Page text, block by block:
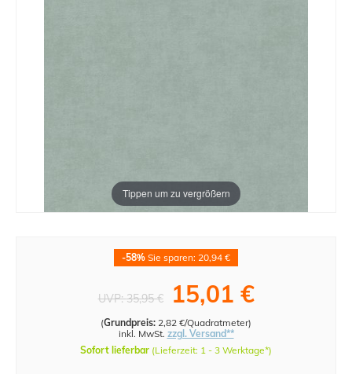
Tippen um zu vergrößern
-58% Sie sparen: 20,94 €
UVP:35,95 € 15,01 €
(Grundpreis: 2,82 €/Quadratmeter)
inkl. MwSt. zzgl. Versand**
Sofort lieferbar (Lieferzeit: 1 - 3 Werktage*)